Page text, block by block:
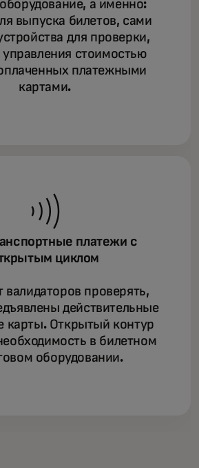
а именно:
выпуска билетов, сами
для проверки,
стоимостью
платежными
картами.
платежи с
циклом
валидаторов проверять,
действительные
карты. Открытый контур
в билетном
оборудовании.